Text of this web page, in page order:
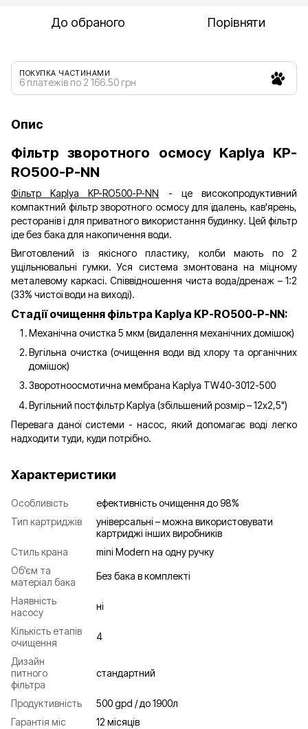
До обраного Порівняти
ПОКУПКА ЧАСТИНАМИ
6 платежів по 2 166.50 грн
Опис
Фільтр зворотного осмосу Kaplya KP-
RO500-P-NN
Фільтр Kaplya KP-RO500-P-NN - це високопродуктивний
компактний фільтр зворотного осмосу для їдалень, кав'ярень,
ресторанів і для приватного використання будинку. Цей фільтр
іде без бака для накопичення води.
Виготовлений із якісного пластику, колби мають по 2
ущільнювальні гумки. Уся система змонтована на міцному
металевому каркасі. Співвідношення чиста вода/дренаж – 1:2
(33% чистої води на виході).
Стадії очищення фільтра Kaplya KP-RO500-P-NN:
Механічна очистка 5 мкм (видалення механічних домішок)
Вугільна очистка (очищення води від хлору та органічних
домішок)
Зворотноосмотична мембрана Kaplya TW40-3012-500
Вугільний постфільтр Kaplya (збільшений розмір – 12х2,5")
Перевага даної системи - насос, який допомагає воді легко
надходити туди, куди потрібно.
Характеристики
Особливість
ефективність очищення до 98%
Тип картриджів
універсальні – можна використовувати
картриджі інших виробників
Стиль крана
mini Modern на одну ручку
Об'єм та
матеріал бака
Без бака в комплекті
Наявність
насосу
ні
Кількість етапів
очищення
4
Дизайн
питного
фільтра
стандартний
Продуктивність
500 gpd / до 1900л
Гарантія міс
12 місяців